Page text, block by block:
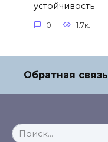
устойчивость
0 1.7к.
Обратная связь
Search